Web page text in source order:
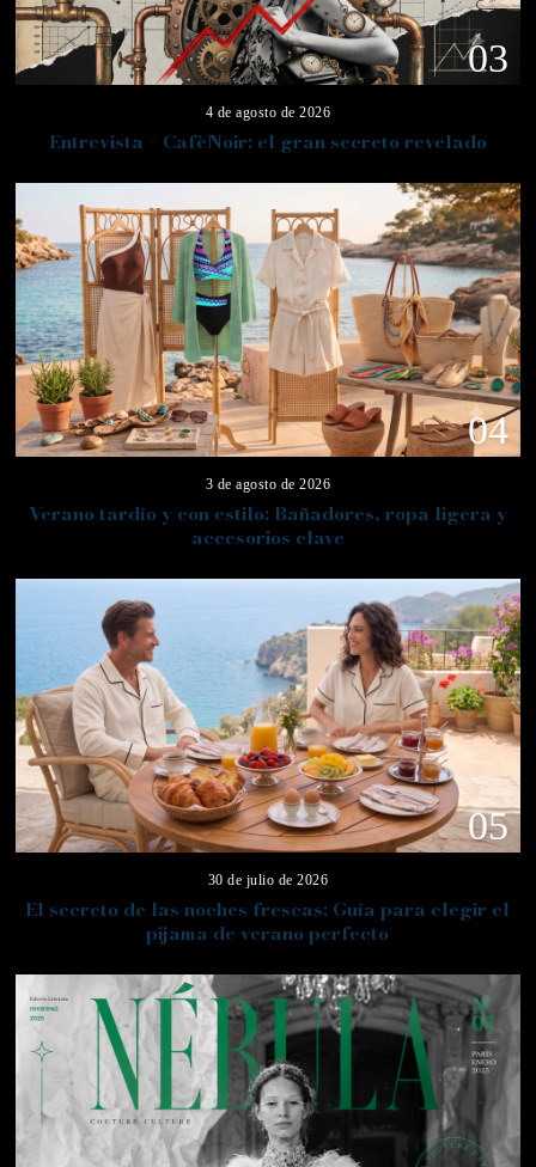
03
4 de agosto de 2026
Entrevista – CafèNoir: el gran secreto revelado
04
3 de agosto de 2026
Verano tardío y con estilo: Bañadores, ropa ligera y
accesorios clave
05
30 de julio de 2026
El secreto de las noches frescas: Guía para elegir el
pijama de verano perfecto